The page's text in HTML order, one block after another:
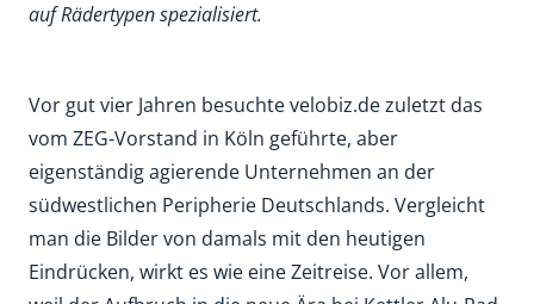
auf Rädertypen spezialisiert.
Vor gut vier Jahren besuchte velobiz.de zuletzt das
vom ZEG-Vorstand in Köln geführte, aber
eigenständig agierende Unternehmen an der
südwestlichen Peripherie Deutschlands. Vergleicht
man die Bilder von damals mit den heutigen
Eindrücken, wirkt es wie eine Zeitreise. Vor allem,